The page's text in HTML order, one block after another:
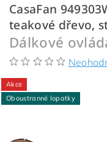
CasaFan
teakové dřevo,
Dálkové
Akce
Oboustranné lopatky